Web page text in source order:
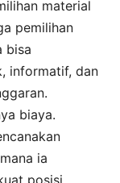
material
pemilihan
bisa
informatif, dan
biaya.
ia